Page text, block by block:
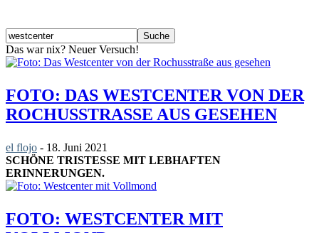
Das war nix? Neuer Versuch!
FOTO: DAS WESTCENTER VON DER
ROCHUSSTRASSE AUS GESEHEN
el flojo - 18. Juni 2021
SCHÖNE TRISTESSE MIT LEBHAFTEN
ERINNERUNGEN.
FOTO: WESTCENTER MIT